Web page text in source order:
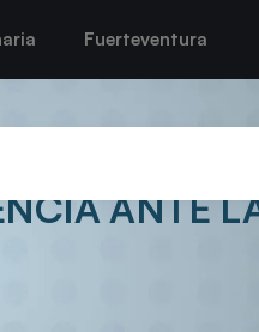
Fuerteventura
ANTE